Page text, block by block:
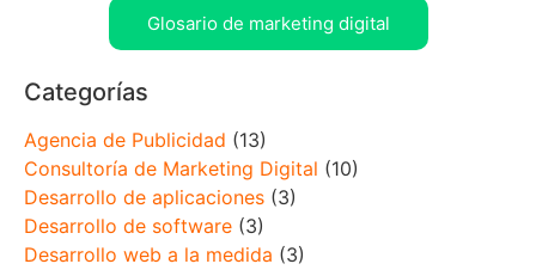
Glosario de marketing digital
Categorías
Agencia de Publicidad (13)
Consultoría de Marketing Digital (10)
Desarrollo de aplicaciones (3)
Desarrollo de software (3)
Desarrollo web a la medida (3)